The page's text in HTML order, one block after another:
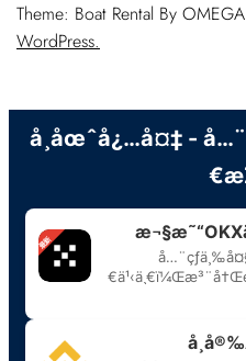
Theme: Boat Rental By OMEGA
WordPress.